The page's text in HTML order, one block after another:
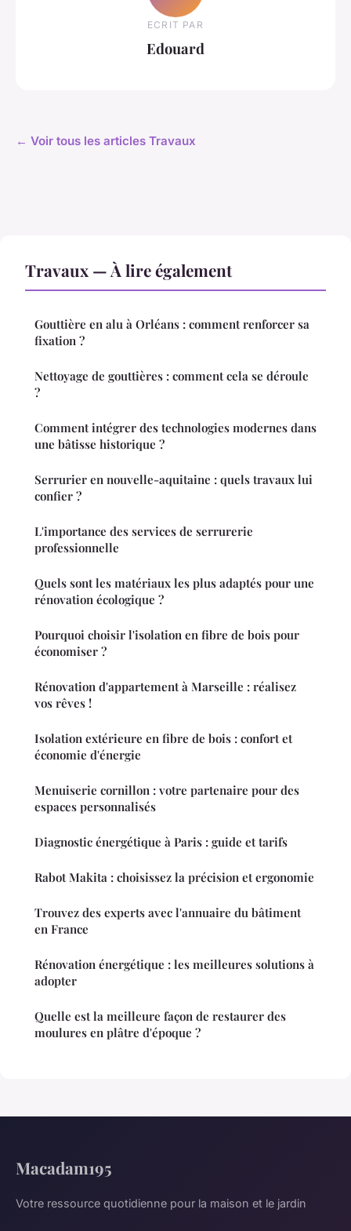
ECRIT PAR
Edouard
← Voir tous les articles Travaux
Travaux — À lire également
Gouttière en alu à Orléans : comment renforcer sa
fixation ?
Nettoyage de gouttières : comment cela se déroule
?
Comment intégrer des technologies modernes dans
une bâtisse historique ?
Serrurier en nouvelle-aquitaine : quels travaux lui
confier ?
L'importance des services de serrurerie
professionnelle
Quels sont les matériaux les plus adaptés pour une
rénovation écologique ?
Pourquoi choisir l'isolation en fibre de bois pour
économiser ?
Rénovation d'appartement à Marseille : réalisez
vos rêves !
Isolation extérieure en fibre de bois : confort et
économie d'énergie
Menuiserie cornillon : votre partenaire pour des
espaces personnalisés
Diagnostic énergétique à Paris : guide et tarifs
Rabot Makita : choisissez la précision et ergonomie
Trouvez des experts avec l'annuaire du bâtiment
en France
Rénovation énergétique : les meilleures solutions à
adopter
Quelle est la meilleure façon de restaurer des
moulures en plâtre d'époque ?
Macadam195
Votre ressource quotidienne pour la maison et le jardin